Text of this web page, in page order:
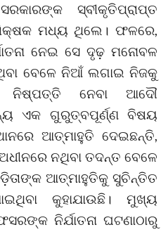
ସ୍ବୀକୃତିପ୍ରାପ୍ତ
ମଧ୍ୟ ଥିଲେ। ଫଳରେ,
ନେଇ ସେ ଦୃଢ଼ ମନୋବଳ
ବେଳେ ନିଆଁ ଲଗାଇ ନିଜକୁ
ନେବା ଆଦୌ
ଏକ ଗୁରୁତ୍ବପୂର୍ଣ୍ଣ ବିଷୟ
ଆତ୍ମାହୁତି ଦେଇଛନ୍ତି,
ନଥିବା ତଦନ୍ତ ବେଳେ
ଆତ୍ମାହୁତିକୁ ସୁଚିନ୍ତିତ
କୁହାଯାଉଛି। ମୁଖ୍ୟ
ନିର୍ଯାତନା ଘଟଣାଠାରୁ